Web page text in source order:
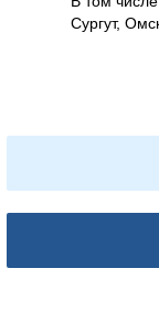
Сургут,